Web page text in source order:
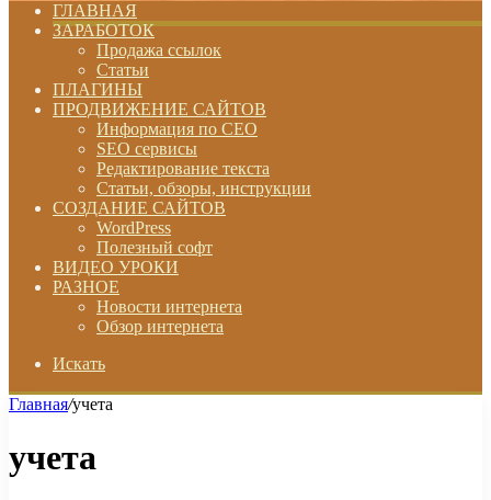
ГЛАВНАЯ
ЗАРАБОТОК
Продажа ссылок
Статьи
ПЛАГИНЫ
ПРОДВИЖЕНИЕ САЙТОВ
Информация по СЕО
SEO сервисы
Редактирование текста
Статьи, обзоры, инструкции
СОЗДАНИЕ САЙТОВ
WordPress
Полезный софт
ВИДЕО УРОКИ
РАЗНОЕ
Новости интернета
Обзор интернета
Искать
Главная/учета
учета